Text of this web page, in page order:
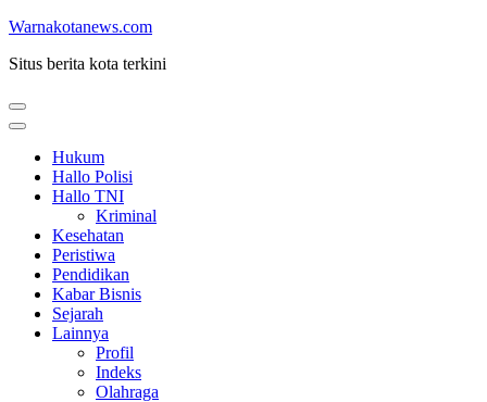
Lompat
konten
Enter)
Warnakotanews.com
Situs berita kota terkini
Hukum
Hallo Polisi
Hallo TNI
Kriminal
Kesehatan
Peristiwa
Pendidikan
Kabar Bisnis
Sejarah
Lainnya
Profil
Indeks
Olahraga